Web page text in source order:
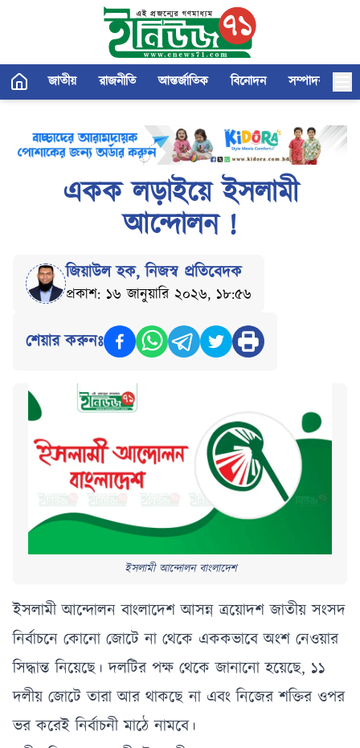
জাতীয় রাজনীতি আন্তর্জাতিক বিনোদন সম্পাদকীয়
একক লড়াইয়ে ইসলামী
আন্দোলন !
জিয়াউল হক,নিজস্ব প্রতিবেদক
প্রকাশ: ১৬ জানুয়ারি ২০২৬, ১৮:৫৬
শেয়ার করুনঃ
ইসলামী আন্দোলন বাংলাদেশ
ইসলামী আন্দোলন বাংলাদেশ আসন্ন ত্রয়োদশ জাতীয় সংসদ
নির্বাচনে কোনো জোটে না থেকে এককভাবে অংশ নেওয়ার
সিদ্ধান্ত নিয়েছে। দলটির পক্ষ থেকে জানানো হয়েছে, ১১
দলীয় জোটে তারা আর থাকছে না এবং নিজের শক্তির ওপর
ভর করেই নির্বাচনী মাঠে নামবে।